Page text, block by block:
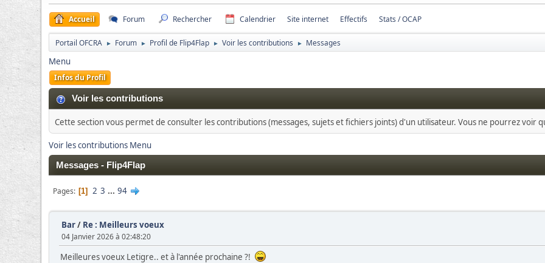
Accueil Forum Rechercher Calendrier Site internet Effectifs Stats / OCAP
Portail OFCRA ► Forum ► Profil de Flip4Flap ► Voir les contributions ► Messages
Menu
Infos du Profil
Voir les contributions
Cette section vous permet de consulter les contributions (messages, sujets et fichiers joints) d'un utilisateur. Vous ne pourrez voir
Voir les contributions Menu
Messages - Flip4Flap
Pages 1 2 3 ... 94
Bar/ Re : Meilleurs voeux
04 Janvier 2026 à 02:48:20
Meilleures voeux Letigre.. et à l'année prochaine ?!